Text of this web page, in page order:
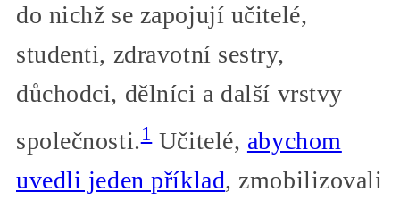
do nichž se zapojují učitelé,
studenti, zdravotní sestry,
důchodci, dělníci a další vrstvy
společnosti.1 Učitelé, abychom
uvedli jeden příklad, zmobilizovali